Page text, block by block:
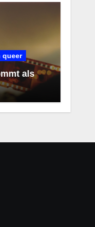
queer
als